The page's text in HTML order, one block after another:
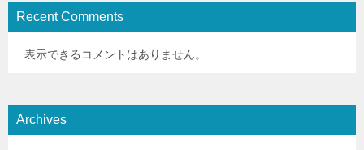
Recent Comments
表示できるコメントはありません。
Archives